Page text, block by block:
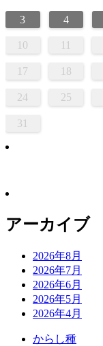
3 4
10
17 18
24 25
31
アーカイブ
2026年8月
2026年7月
2026年6月
2026年5月
2026年4月
から し種